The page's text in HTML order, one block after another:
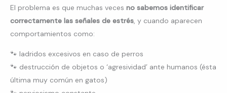
El problema es que muchas veces no sabemos identificar
correctamente las señales de estrés, y cuando aparecen
comportamientos como:
🐾 ladridos excesivos en caso de perros
🐾 destrucción de objetos o ‘agresividad’ ante humanos (ésta
última muy común en gatos)